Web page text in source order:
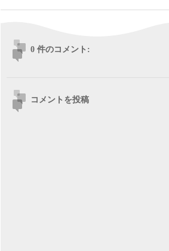
0 件のコメント:
コメントを投稿